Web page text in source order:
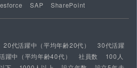
SAP SharePoint
20代活躍中（平均年齢20代）
30代活躍
躍中（平均年齢40代） 社員数
100人